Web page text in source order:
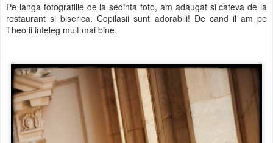
Pe langa fotografiile de la sedinta foto, am adaugat si cateva de la
restaurant si biserica. Copilasii sunt adorabili! De cand il am pe
Theo ii inteleg mult mai bine.